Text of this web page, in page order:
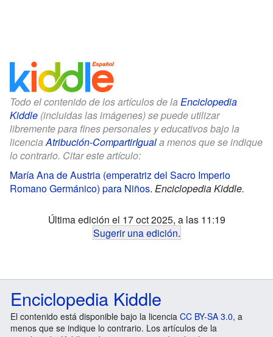
Todo el contenido de los artículos de la Enciclopedia
Kiddle (incluidas las imágenes) se puede utilizar
libremente para fines personales y educativos bajo la
licenciaAtribución-CompartirIguala menos que se indique
lo contrario. Citar este artículo:
María Ana de Austria (emperatriz del Sacro Imperio
Romano Germánico) para Niños. Enciclopedia Kiddle.
Última edición el 17 oct 2025, a las 11:19
Sugerir una edición.
Enciclopedia Kiddle
El contenido está disponible bajo la licencia CC BY-SA 3.0, a
menos que se indique lo contrario. Los artículos de la